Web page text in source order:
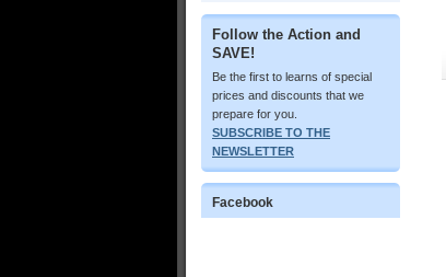
Follow the Action and
SAVE!
Be the first to learns of special
prices and discounts that we
prepare for you.
SUBSCRIBE TO THE
NEWSLETTER
Facebook